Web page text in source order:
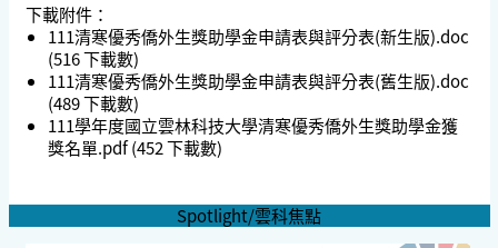
下載附件：
111清寒優秀僑外生獎助學金申請表與評分表(新生版).doc
(516 下載數)
111清寒優秀僑外生獎助學金申請表與評分表(舊生版).doc
(489 下載數)
111學年度國立雲林科技大學清寒優秀僑外生獎助學金獲
獎名單.pdf (452 下載數)
Spotlight/雲科焦點